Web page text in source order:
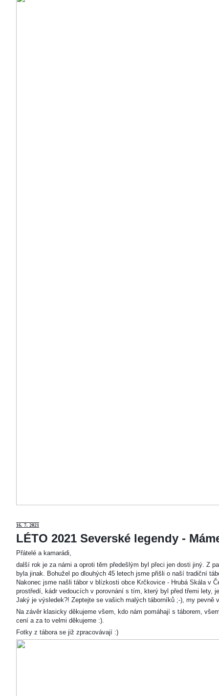
16. 7. 2021
LÉTO 2021 Severské legendy -
Přátelé a kamarádi,
další rok je za námi a oproti těm předešlým byl přeci jen dosti jiný. Z
byla jinak. Bohužel po dlouhých 45 letech jsme přišli o naší tradiční
Nakonec jsme našli tábor v blízkosti obce Krčkovice - Hrubá Skála v
prostředí, kádr vedoucích v porovnání s tím, který byl před třemi lety,
Jaký je výsledek?! Zeptejte se vašich malých táborníků ;-), my pevně
Na závěr klasicky děkujeme všem, kdo nám pomáhají s táborem,
cení a za to velmi děkujeme :).
Fotky z tábora se již zpracovávají :)